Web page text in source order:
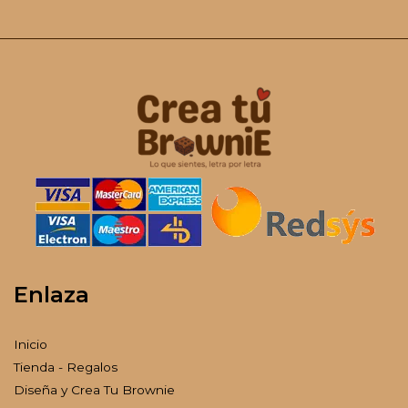
Enlaza
Inicio
Tienda - Regalos
Diseña y Crea Tu Brownie